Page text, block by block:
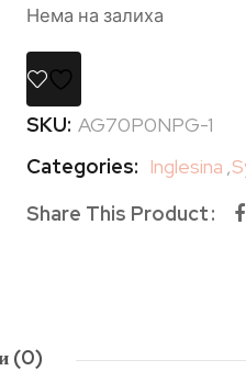
Нема на залиха
SKU: AG70P0NPG-1
Categories: Inglesina ,
Share This Product
(0)